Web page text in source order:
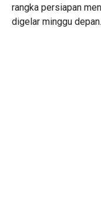
rangka persiapan
digelar minggu depan.